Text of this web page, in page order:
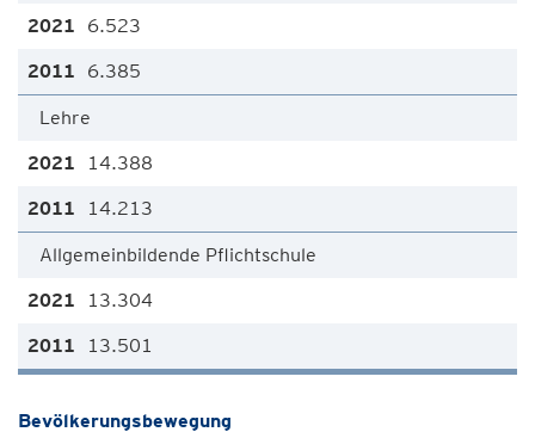
6.523
6.385
Lehre
14.388
14.213
Allgemeinbildende Pflichtschule
13.304
13.501
Bevölkerungsbewegung